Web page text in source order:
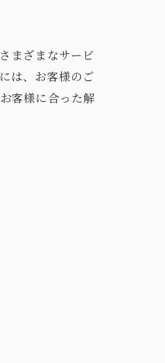
まざまなサービ
は、お客様のご
客様に合った解